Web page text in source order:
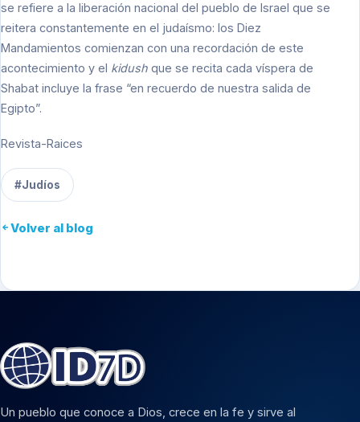
se refiere a la liberación nacional del pueblo de Israel que se
reitera constantemente en el judaísmo: los Diez
Mandamientos comienzan con una recordación de este
acontecimiento y el kidush que se recita cada víspera de
Shabat incluye la frase “en recuerdo de nuestra salida de
Egipto”.
Revista-Raices
#Judíos
Volver al blog
Un pueblo que conoce a Dios, crece en la fe y sirve al